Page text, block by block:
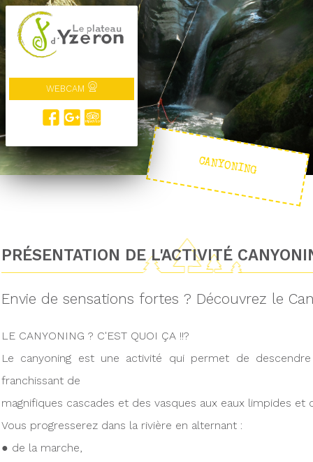
WEBCAM
CANYONING
PRÉSENTATION DE L'ACTIVITÉ
Envie de sensations fortes ? Découvrez le
LE CANYONING ? C'EST QUOI ÇA !!?
Le canyoning est une activité qui permet de
franchissant de
magnifiques cascades et des vasques aux eaux limpides et
Vous progresserez dans la rivière en alternant :
● de la marche,